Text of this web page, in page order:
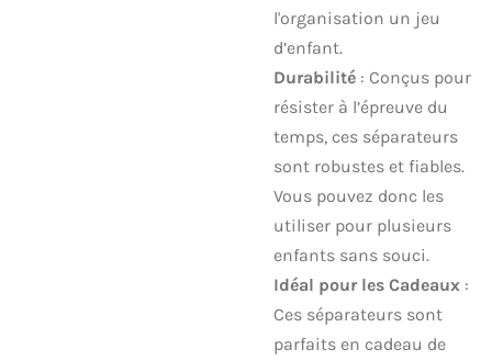
l'organisation un jeu
d’enfant.
Durabilité : Conçus pour
résister à l’épreuve du
temps, ces séparateurs
sont robustes et fiables.
Vous pouvez donc les
utiliser pour plusieurs
enfants sans souci.
Idéal pour les Cadeaux :
Ces séparateurs sont
parfaits en cadeau de